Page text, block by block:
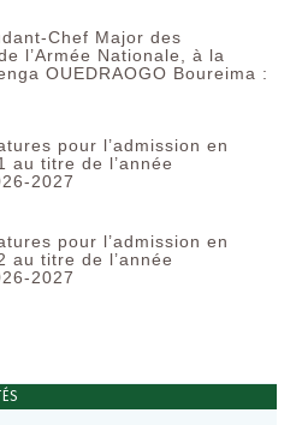
Chef Major des
l’Armée Nationale, à la
OUEDRAOGO Boureima :
pour l’admission en
au titre de l’année
2027
pour l’admission en
au titre de l’année
2027